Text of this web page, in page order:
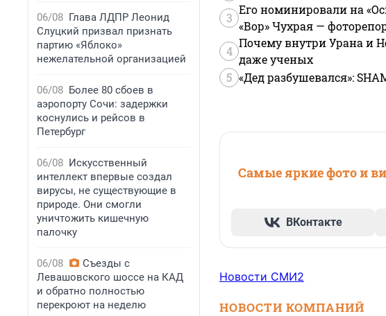
06/08 Глава ЛДПР Леонид
Слуцкий призвал признать
партию «Яблоко»
нежелательной организацией
06/08 Более 80 сбоев в
аэропорту Сочи: задержки
коснулись и рейсов в
Петербург
06/08 Искусственный
интеллект впервые создал
вирусы, не существующие в
природе. Они смогли
уничтожить кишечную
палочку
06/08
Съезды с
Левашовского шоссе на КАД
и обратно полностью
перекроют на неделю
3
Его номинировали на
«Вор» Чухрая —
4
Почему внутри Урана и
даже ученых
5 «Дед разбушевался»:
Самые яркие фото и
ВКонтакте
Новости СМИ2
НОВОСТИ КОМПАНИЙ